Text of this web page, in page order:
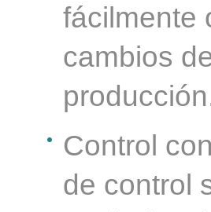
fácilmente
cambios
Control
de control